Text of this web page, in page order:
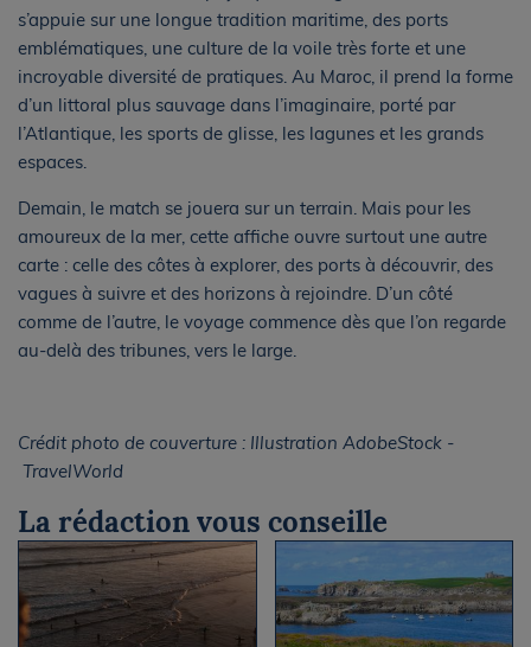
s’appuie sur une longue tradition maritime, des ports
emblématiques, une culture de la voile très forte et une
incroyable diversité de pratiques. Au Maroc, il prend la forme
d’un littoral plus sauvage dans l’imaginaire, porté par
l’Atlantique, les sports de glisse, les lagunes et les grands
espaces.
Demain, le match se jouera sur un terrain. Mais pour les
amoureux de la mer, cette affiche ouvre surtout une autre
carte : celle des côtes à explorer, des ports à découvrir, des
vagues à suivre et des horizons à rejoindre. D’un côté
comme de l’autre, le voyage commence dès que l’on regarde
au-delà des tribunes, vers le large.
Crédit photo de couverture : Illustration AdobeStock -
TravelWorld
La rédaction vous conseille